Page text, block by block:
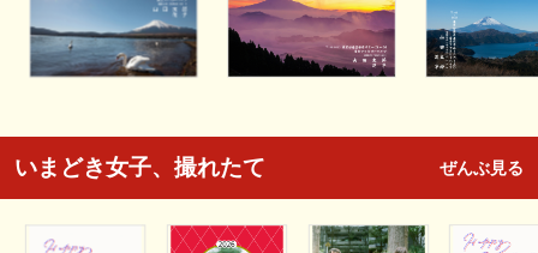
いまどき女子、撮れたて ぜんぶ見る